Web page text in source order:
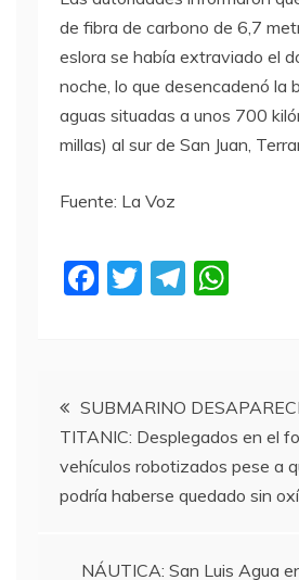
de fibra de carbono de 6,7
eslora se había extraviado el
noche, lo que desencadenó la
aguas situadas a unos 700
millas) al sur de San Juan,
Fuente: La Voz
F
b
o
o
T
T
a
m
A
p
p
Navegación
de
entradas
SUBMARINO
TITANIC: Desplegados en el
vehículos robotizados pese a
podría haberse quedado sin
NÁUTICA: San Luis Agua